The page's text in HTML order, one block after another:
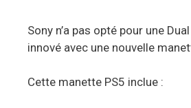
Sony n’a pas opté pour une
innové avec une nouvelle
Cette manette PS5 inclue :